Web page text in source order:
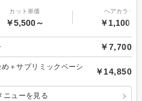
カット単価
￥5,500～
ヘアカラー
￥1,100～
￥7,700
＋サブリミックベーシ
￥14,850
ニューを見る